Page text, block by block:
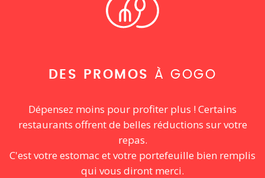
DES PROMOS À GOGO
Dépensez moins pour profiter plus ! Certains
restaurants offrent de belles réductions sur votre
repas.
C'est votre estomac et votre portefeuille bien remplis
qui vous diront merci.